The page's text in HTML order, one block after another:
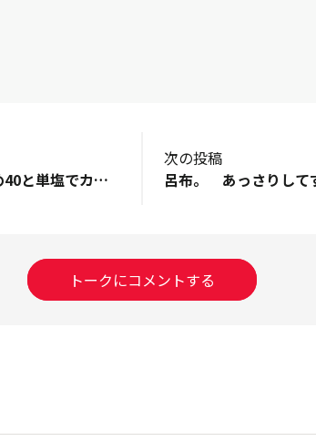
キンキンに冷やしただいやめ40と単塩でカンパイです😊何本でもくれるならガブガブ飲みますよ〜(^^)
次の投稿
トークにコメントする